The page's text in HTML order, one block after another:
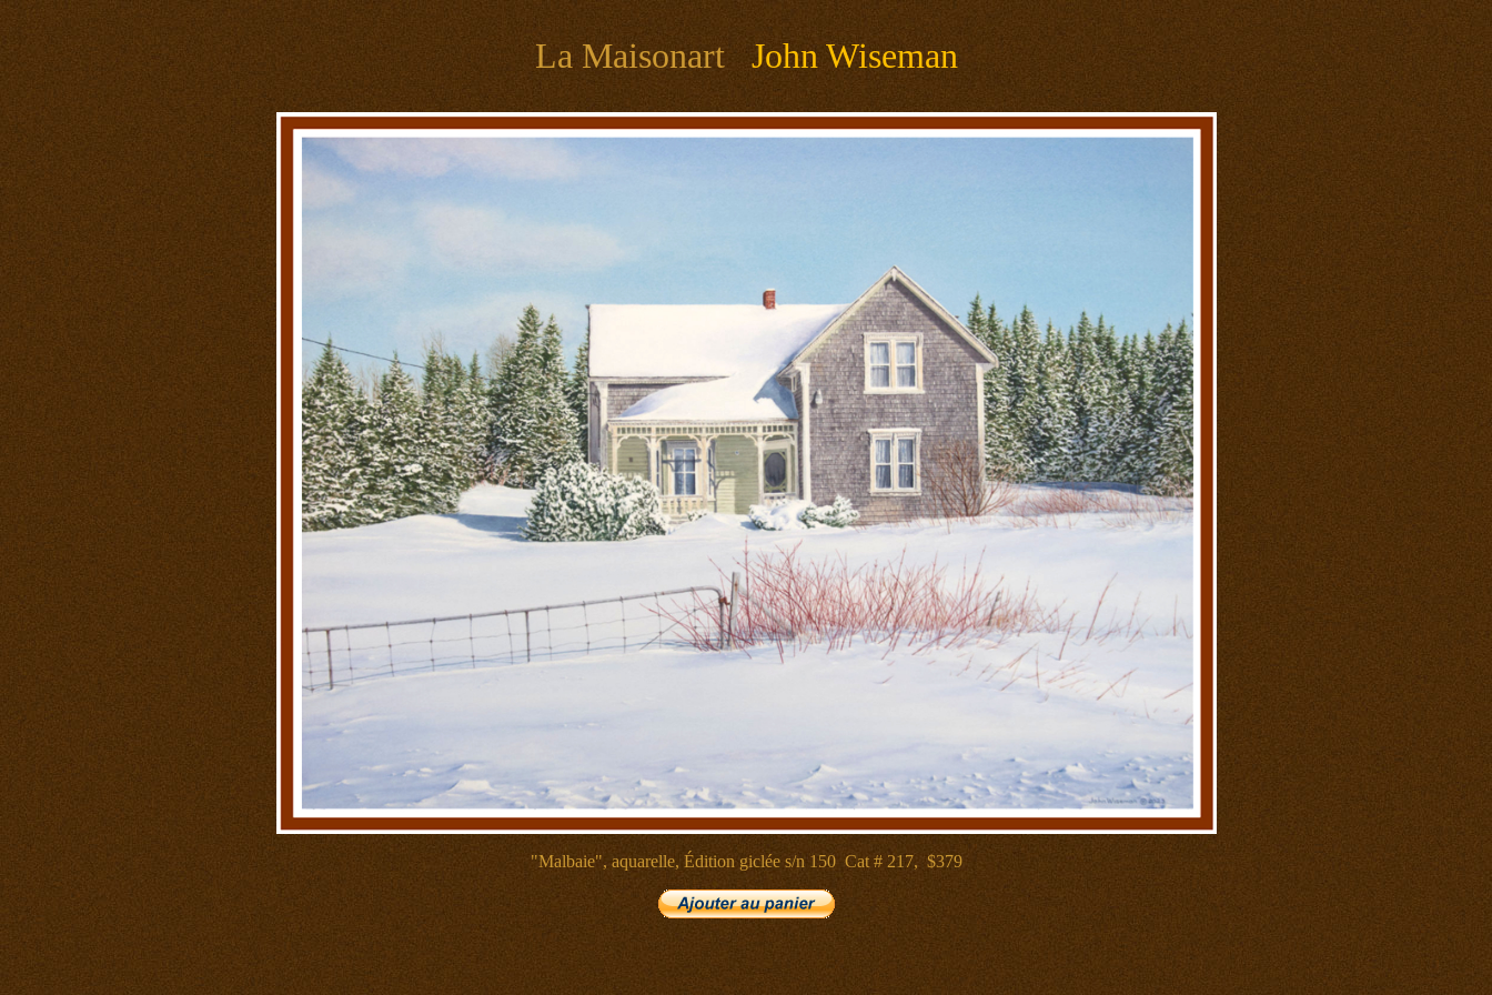
La MaisonartJohn Wiseman
"Malbaie", aquarelle, Édition giclée s/n 150 Cat # 217, $379